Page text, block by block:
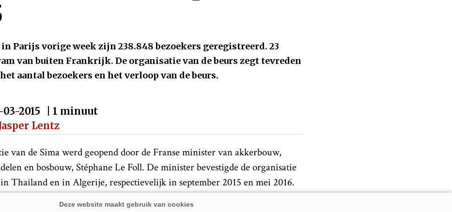
in Parijs vorige week zijn 238.848 bezoekers geregistreerd. 23
van buiten Frankrijk. De organisatie van de beurs zegt tevreden
aantal bezoekers en het verloop van de beurs.
2015
| 1 minuut
Lentz
van de Sima werd geopend door de Franse minister van akkerbouw,
en bosbouw, Stéphane Le Foll. De minister bevestigde de organisatie
Thailand en in Algerije, respectievelijk in september 2015 en mei 2016.
waren de vele beursbezoekers geïnteresseerd en kwamen zij met